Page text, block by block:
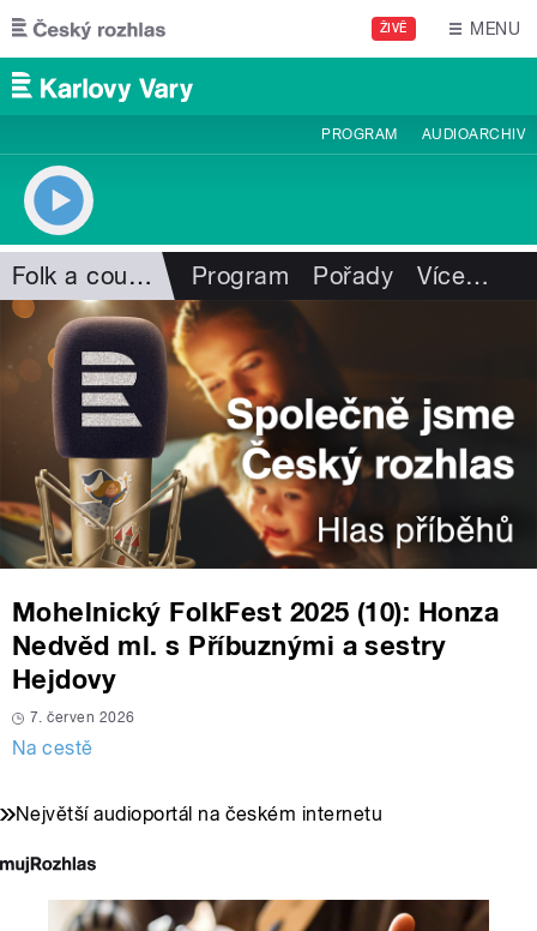
Přejít k hlavnímu obsahu
ŽIVĚ MENU
PROGRAM AUDIOARCHIV
Folk a country Program Pořady Více…
Mohelnický FolkFest 2025 (10): Honza
Nedvěd ml. s Příbuznými a sestry
Hejdovy
7. červen 2026
Na cestě
Největší audioportál na českém internetu